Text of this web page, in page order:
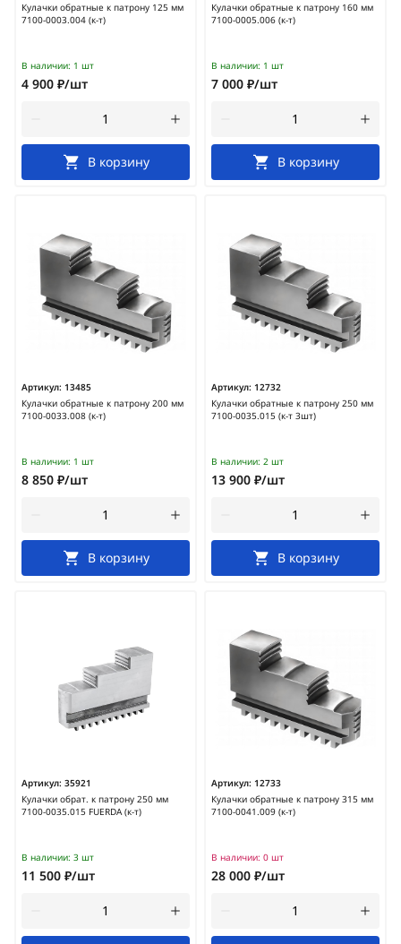
Кулачки обратные к патрону 125 мм
7100-0003.004 (к-т)
В наличии: 1 шт
4 900 ₽/шт
В корзину
Кулачки обратные к патрону 160 мм
7100-0005.006 (к-т)
В наличии: 1 шт
7 000 ₽/шт
В корзину
Артикул: 13485
Кулачки обратные к патрону 200 мм
7100-0033.008 (к-т)
В наличии: 1 шт
8 850 ₽/шт
В корзину
Артикул: 12732
Кулачки обратные к патрону 250 мм
7100-0035.015 (к-т 3шт)
В наличии: 2 шт
13 900 ₽/шт
В корзину
Артикул: 35921
Кулачки обрат. к патрону 250 мм
7100-0035.015 FUERDA (к-т)
В наличии: 3 шт
11 500 ₽/шт
Артикул: 12733
Кулачки обратные к патрону 315 мм
7100-0041.009 (к-т)
В наличии: 0 шт
28 000 ₽/шт